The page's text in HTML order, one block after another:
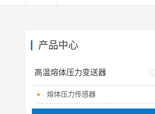
产品中心
高温熔体压力变送器
熔体压力传感器